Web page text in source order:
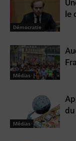
Démocratie
le
Médias
Médias